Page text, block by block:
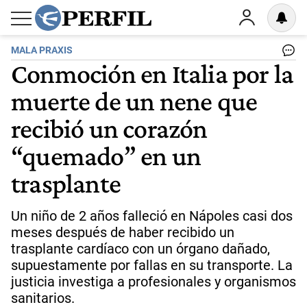
MALA PRAXIS
Conmoción en Italia por la
muerte de un nene que
recibió un corazón
“quemado” en un
trasplante
Un niño de 2 años falleció en Nápoles casi dos
meses después de haber recibido un
trasplante cardíaco con un órgano dañado,
supuestamente por fallas en su transporte. La
justicia investiga a profesionales y organismos
sanitarios.